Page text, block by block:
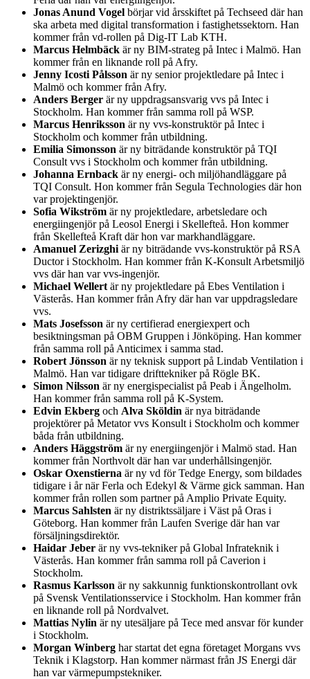
Jonas Anund Vogel börjar vid årsskiftet på Techseed där han
ska arbeta med digital transformation i fastighetssektorn. Han
kommer från vd-rollen på Dig-IT Lab KTH.
Marcus Helmbäck är ny BIM-strateg på Intec i Malmö. Han
kommer från en liknande roll på Afry.
Jenny Icosti Pålsson är ny senior projektledare på Intec i
Malmö och kommer från Afry.
Anders Berger är ny uppdragsansvarig vvs på Intec i
Stockholm. Han kommer från samma roll på WSP.
Marcus Henriksson är ny vvs-konstruktör på Intec i
Stockholm och kommer från utbildning.
Emilia Simonsson är ny biträdande konstruktör på TQI
Consult vvs i Stockholm och kommer från utbildning.
Johanna Ernback är ny energi- och miljöhandläggare på
TQI Consult. Hon kommer från Segula Technologies där hon
var projektingenjör.
Sofia Wikström är ny projektledare, arbetsledare och
energiingenjör på Leosol Energi i Skellefteå. Hon kommer
från Skellefteå Kraft där hon var markhandläggare.
Amanuel Zerizghi är ny biträdande vvs-konstruktör på RSA
Ductor i Stockholm. Han kommer från K-Konsult Arbetsmiljö
vvs där han var vvs-ingenjör.
Michael Wellert är ny projektledare på Ebes Ventilation i
Västerås. Han kommer från Afry där han var uppdragsledare
vvs.
Mats Josefsson är ny certifierad energiexpert och
besiktningsman på OBM Gruppen i Jönköping. Han kommer
från samma roll på Anticimex i samma stad.
Robert Jönsson är ny teknisk support på Lindab Ventilation i
Malmö. Han var tidigare drifttekniker på Rögle BK.
Simon Nilsson är ny energispecialist på Peab i Ängelholm.
Han kommer från samma roll på K-System.
Edvin Ekberg och Alva Sköldin är nya biträdande
projektörer på Metator vvs Konsult i Stockholm och kommer
båda från utbildning.
Anders Häggström är ny energiingenjör i Malmö stad. Han
kommer från Northvolt där han var underhållsingenjör.
Oskar Oxenstierna är ny vd för Tedge Energy, som bildades
tidigare i år när Ferla och Edekyl & Värme gick samman. Han
kommer från rollen som partner på Amplio Private Equity.
Marcus Sahlsten är ny distriktssäljare i Väst på Oras i
Göteborg. Han kommer från Laufen Sverige där han var
försäljningsdirektör.
Haidar Jeber är ny vvs-tekniker på Global Infrateknik i
Västerås. Han kommer från samma roll på Caverion i
Stockholm.
Rasmus Karlsson är ny sakkunnig funktionskontrollant ovk
på Svensk Ventilationsservice i Stockholm. Han kommer från
en liknande roll på Nordvalvet.
Mattias Nylin är ny utesäljare på Tece med ansvar för kunder
i Stockholm.
Morgan Winberg har startat det egna företaget Morgans vvs
Teknik i Klagstorp. Han kommer närmast från JS Energi där
han var värmepumpstekniker.